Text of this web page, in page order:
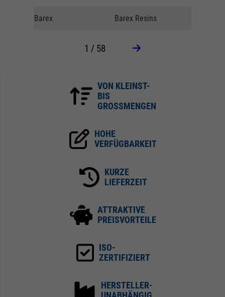
Barex Barex Resins
1 / 58
VON KLEINST-
BIS
GROSSMENGEN
HOHE
VERFÜGBARKEIT
KURZE
LIEFERZEIT
ATTRAKTIVE
PREISVORTEILE
ISO-
ZERTIFIZIERT
HERSTELLER-